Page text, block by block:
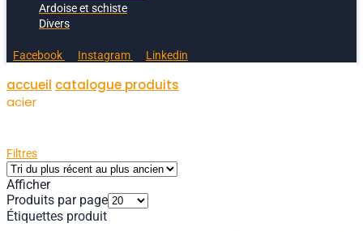
Ardoise et schiste
Divers
Facebook Instagram Linkedin
accueil catalogue produits
acier
Filtres
Afficher
Produits par page
Étiquettes produit